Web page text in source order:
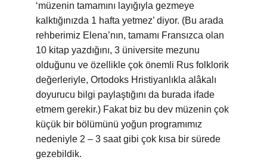
‘müzenin tamamını layığıyla gezmeye
kalktığınızda 1 hafta yetmez’ diyor. (Bu arada
rehberimiz Elena’nın, tamamı Fransızca olan
10 kitap yazdığını, 3 üniversite mezunu
olduğunu ve özellikle çok önemli Rus folklorik
değerleriyle, Ortodoks Hristiyanlıkla alâkalı
doyurucu bilgi paylaştığını da burada ifade
etmem gerekir.) Fakat biz bu dev müzenin çok
küçük bir bölümünü yoğun programımız
nedeniyle 2 – 3 saat gibi çok kısa bir sürede
gezebildik.